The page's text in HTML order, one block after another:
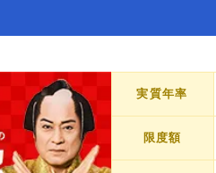
実質年率
限度額